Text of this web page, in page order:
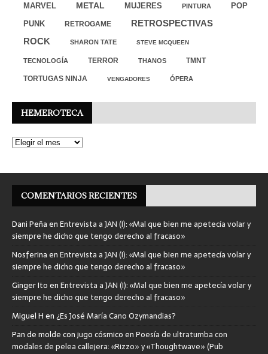
MARVEL METAL MUJERES PINTURA POP
PUNK RETROGAME RETROSPECTIVAS
ROCK SHARON TATE STEVE MCQUEEN
TECNOLOGÍA TERROR THANOS TMNT
TORTUGAS NINJA VENGADORES ÓPERA
HEMEROTECA
COMENTARIOS RECIENTES
Dani PeñaenEntrevista a JAN (I): «Mal que bien me apetecía volar y
siempre he dicho que tengo derecho al fracaso»
NosferinaenEntrevista a JAN (I): «Mal que bien me apetecía volar y
siempre he dicho que tengo derecho al fracaso»
Ginger ItoenEntrevista a JAN (I): «Mal que bien me apetecía volar y
siempre he dicho que tengo derecho al fracaso»
Miguel Hen¿Es José María Cano Ozymandias?
Pan de molde con jugo cósmicoenPoesía de ultratumba con
modales de pelea callejera: «Rizzo» y «Thoughtwave» (Pub